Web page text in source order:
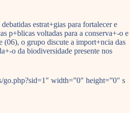
estrat+gias para fortalecer e
p+blicas voltadas para a conserva+-o e
(06), o grupo discute a import+ncia das
o da biodiversidade presente nos
width=”0″ height=”0″ s